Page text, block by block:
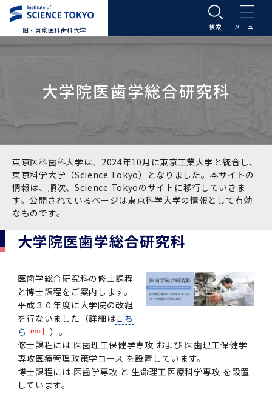
旧・東京医科歯科大学
大学案内トップ
学長メッセージ
基本理念・沿革
基本理念・沿革トップ
建物沿革
歴代校長及び学長
学生歌
東京医科歯科大学の特色
学
教育について
研究について
医療について
キャンパスマップ
運営組織トップ
大学組織一覧
学長・役員
広報誌・刊行物
広報誌・刊行物トップ
大学紹介動画
大学の計画と評価
大学の計画と評価トップ
四大学連合
入学案内
入学案内トップ
大学案内
学部受験生向け「大学案内」（冊子）
アドミッション・ポリシー
入試制度
入試制度トップ
学部などについて
大学院入学案内トップ
募集要項
募集要項トップ
WEB出願
聴講生・科目等履修生および大学院研究生募集
聴講生・科目等履修生および大学院研究生募集
トップ
医学部
入学に関するお問い合わせ窓口
学生生活
学生生活トップ
Science Tokyo SPRING (医歯学系)
令和8年度（2026年度）総合知と癒しの次世代
フロントランナー育成プログラム Science
Tokyo Post-SPRING(医歯学系)春募集につい
て
令和7年度（2025年度）「総合知と癒しの次世
代フロントランナー育成プログラム Science
令和8年度（2026年度）トップレベルAI研究の
ための共創型エキスパート人材育成プログラム
対象学生（Science Tokyo BOOST（医歯学
系）生）の募集について
令和7年度トップレベルAI研究のための共創型
エキスパート人材育成プログラム対象学生（医
援制度
CS（クリニシャン・サイエンティスト）養成支
援制度トップ
令和８年度（2026年度）CS（クリニシャン・
サイエンティスト）養成支援制度の募集につい
て
授業・カリキュラム
授業・カリキュラムトップ
四大学連合･複合領域コース
入学料・授業料・奨学金
入学料・授業料・奨学金トップ
留学情報
教育研究組織等
教育研究組織等トップ
ポリシー
ポリシートップ
医学部（医学科･保健衛生学科）
医学部（医学科･保健衛生学科）
医学部（医学科･保健衛生学科）トップ
歯学部（歯学科･口腔保健学科）
歯学部（歯学科･口腔保健学科）
教養部
教養部トップ
大学院医歯学総合研究科
大学病院
歯科（歯系診療部門）
外部資金
外部資金トップ
研究費獲得支援
研究手続き
研究手続きトップ
研究活動
大学基金
企業・研究者・一般の方
病院をご利用の方
大学院医歯学総合研究科
東京医科歯科大学は、2024年10月に東京工業大学と統合し、
東京科学大学（Science Tokyo）となりました。本サイトの
情報は、順次、 Science Tokyoのサイト に移行していきま
す。公開されているページは東京科学大学の情報として有効
なものです。
大学院医歯学総合研究科
医歯学総合研究科の修士課程
と博士課程をご案内します。
平成３０年度に大学院の改組
を行ないました（詳細はこち
ら
）。
修士課程には 医歯理工保健学専攻 および 医歯理工保健学
専攻医療管理政策学コース を設置しています。
博士課程には 医歯学専攻 と 生命理工医療科学専攻 を設置
しています。